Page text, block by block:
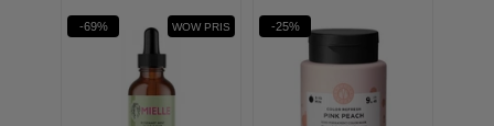
-69% WOW PRIS -25%